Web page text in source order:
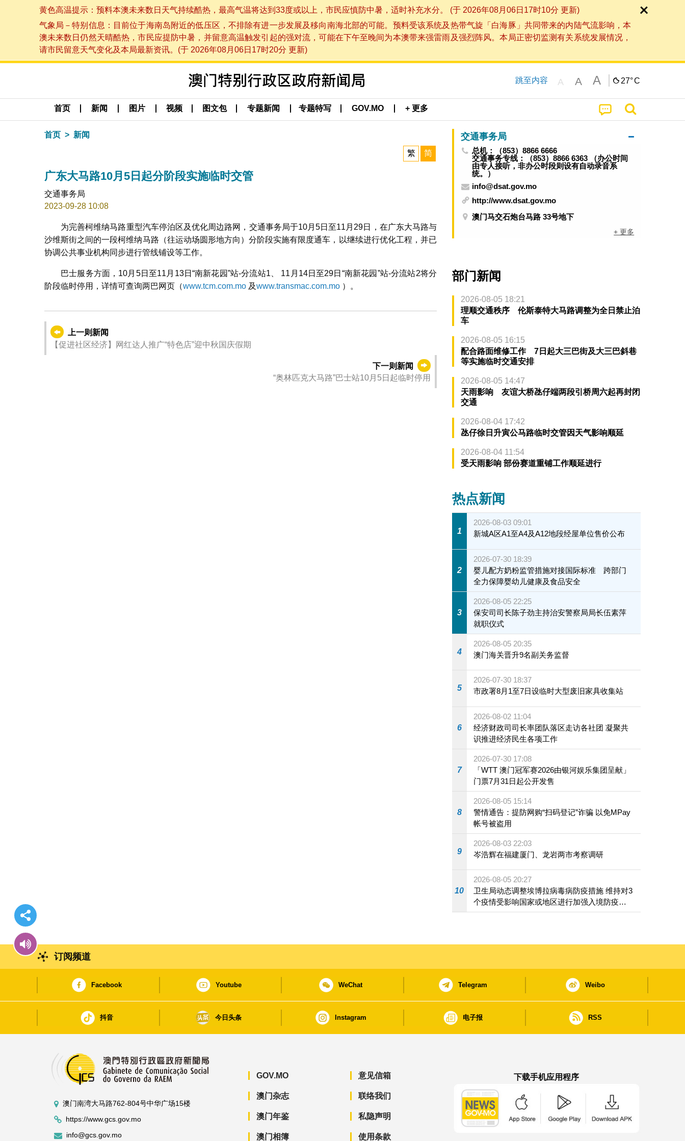
黄色高温提示：预料本澳未来数日天气持续酷热，最高气温将达到33度或以上，市民应慎防中暑，适时补充水分。 (于 2026年08月06日17时10分 更新)
气象局－特别信息：目前位于海南岛附近的低压区，不排除有进一步发展及移向南海北部的可能。预料受该系统及热带气旋「白海豚」共同带来的内陆气流影响，本
澳未来数日仍然天晴酷热，市民应提防中暑，并留意高温触发引起的强对流，可能在下午至晚间为本澳带来强雷雨及强烈阵风。本局正密切监测有关系统发展情况，
请市民留意天气变化及本局最新资讯。(于 2026年08月06日17时20分 更新)
跳至内容 A A A 27°C
首页 新闻 图片 视频 图文包 专题新闻 专题特写 GOV.MO + 更多
首页 新闻
繁 简
广东大马路10月5日起分阶段实施临时交管
交通事务局
2023-09-28 10:08
为完善柯维纳马路重型汽车停泊区及优化周边路网，交通事务局于10月5日至11月29日，在广东大马路与
沙维斯街之间的一段柯维纳马路（往运动场圆形地方向）分阶段实施有限度通车，以继续进行优化工程，并已
协调公共事业机构同步进行管线铺设等工作。
巴士服务方面，10月5日至11月13日“南新花园”站-分流站1、 11月14日至29日“南新花园”站-分流站2将分
阶段临时停用，详情可查询两巴网页（www.tcm.com.mo 及www.transmac.com.mo ）。
上一则新闻
【促进社区经济】网红达人推广“特色店”迎中秋国庆假期
下一则新闻
“奥林匹克大马路”巴士站10月5日起临时停用
交通事务局
总机：（853）8866 6666
交通事务专线：（853）8866 6363 （办公时间
由专人接听，非办公时段则设有自动录音系
统。）
info@dsat.gov.mo
http://www.dsat.gov.mo
澳门马交石炮台马路 33号地下
+ 更多
部门新闻
2026-08-05 18:21
理顺交通秩序 伦斯泰特大马路调整为全日禁止泊
车
2026-08-05 16:15
配合路面维修工作 7日起大三巴街及大三巴斜巷
等实施临时交通安排
2026-08-05 14:47
天雨影响 友谊大桥氹仔端两段引桥周六起再封闭
交通
2026-08-04 17:42
氹仔徐日升寅公马路临时交管因天气影响顺延
2026-08-04 11:54
受天雨影响 部份赛道重铺工作顺延进行
热点新闻
1
2026-08-03 09:01
新城A区A1至A4及A12地段经屋单位售价公布
2
2026-07-30 18:39
婴儿配方奶粉监管措施对接国际标准 跨部门
全力保障婴幼儿健康及食品安全
3
2026-08-05 22:25
保安司司长陈子劲主持治安警察局局长伍素萍
就职仪式
4
2026-08-05 20:35
澳门海关晋升9名副关务监督
5
2026-07-30 18:37
市政署8月1至7日设临时大型废旧家具收集站
6
2026-08-02 11:04
经济财政司司长率团队落区走访各社团 凝聚共
识推进经济民生各项工作
7
2026-07-30 17:08
「WTT 澳门冠军赛2026由银河娱乐集团呈献」
门票7月31日起公开发售
8
2026-08-05 15:14
警情通告：提防网购“扫码登记”诈骗 以免MPay
帐号被盗用
9
2026-08-03 22:03
岑浩辉在福建厦门、龙岩两市考察调研
10
2026-08-05 20:27
卫生局动态调整埃博拉病毒病防疫措施 维持对3
个疫情受影响国家或地区进行加强入境防疫措
施
订阅频道
Facebook Youtube WeChat Telegram Weibo
抖音 今日头条 Instagram 电子报 RSS
澳门南湾大马路762-804号中华广场15楼
https://www.gcs.gov.mo
info@gcs.gov.mo
GOV.MO
澳门杂志
澳门年鉴
澳门相簿
意见信箱
联络我们
私隐声明
使用条款
下载手机应用程序